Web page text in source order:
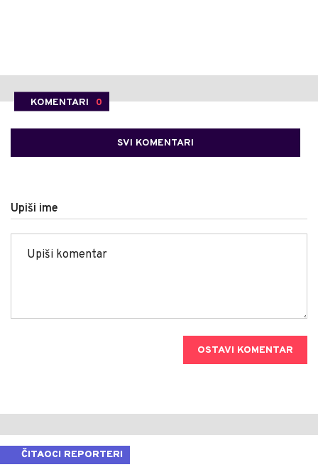
KOMENTARI 0
SVI KOMENTARI
Upiši ime
OSTAVI KOMENTAR
ČITAOCI REPORTERI